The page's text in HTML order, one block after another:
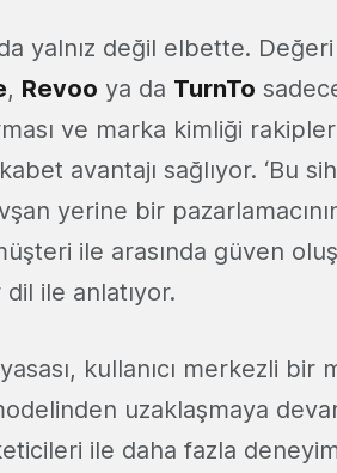
yalnız değil elbette.
, Revoo ya da TurnTo
ve marka kimliği
avantajı sağlıyor. ‘Bu
yerine bir
ile arasında güven
ile anlatıyor.
kullanıcı merkezli
uzaklaşmaya
ile daha fazla